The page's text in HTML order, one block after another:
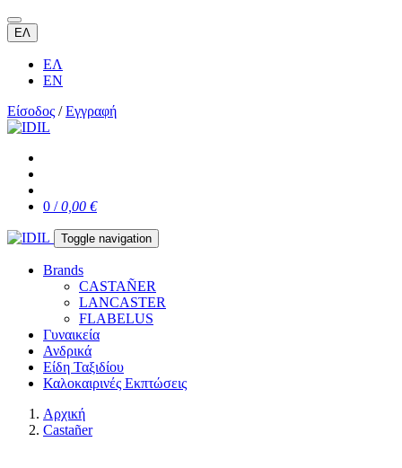
ΕΛ
ΕΛ
EN
Είσοδος /Εγγραφή
0 /0,00 €
Toggle navigation
Brands
CASTAÑER
LANCASTER
FLABELUS
Γυναικεία
Ανδρικά
Είδη Ταξιδίου
Καλοκαιρινές Εκπτώσεις
Αρχική
Castañer